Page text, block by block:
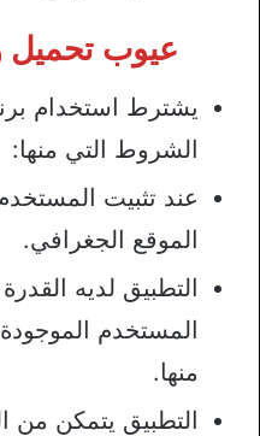
عيوب تحميل
يشترط استخدام
الشروط التي منها:
عند تثبيت
الموقع الجغرافي.
التطبيق لديه
المستخدم
منها.
التطبيق يتمكن